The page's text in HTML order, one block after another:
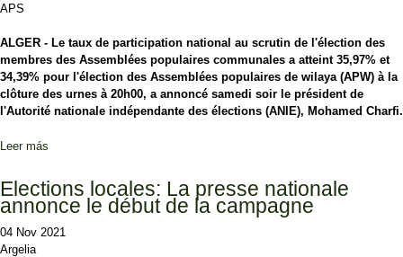
APS
ALGER - Le taux de participation national au scrutin de l'élection des
membres des Assemblées populaires communales a atteint 35,97% et
34,39% pour l'élection des Assemblées populaires de wilaya (APW) à la
clôture des urnes à 20h00, a annoncé samedi soir le président de
l'Autorité nationale indépendante des élections (ANIE), Mohamed Charfi.
Leer más
Elections locales: La presse nationale
annonce le début de la campagne
04 Nov 2021
Argelia